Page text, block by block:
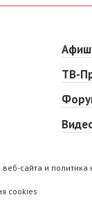
ТВ-
сайта и
cookies